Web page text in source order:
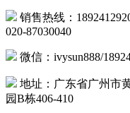
销售热线：
020-87030040
微信：ivysun888/
地址：广东省广州市
园B栋406-410